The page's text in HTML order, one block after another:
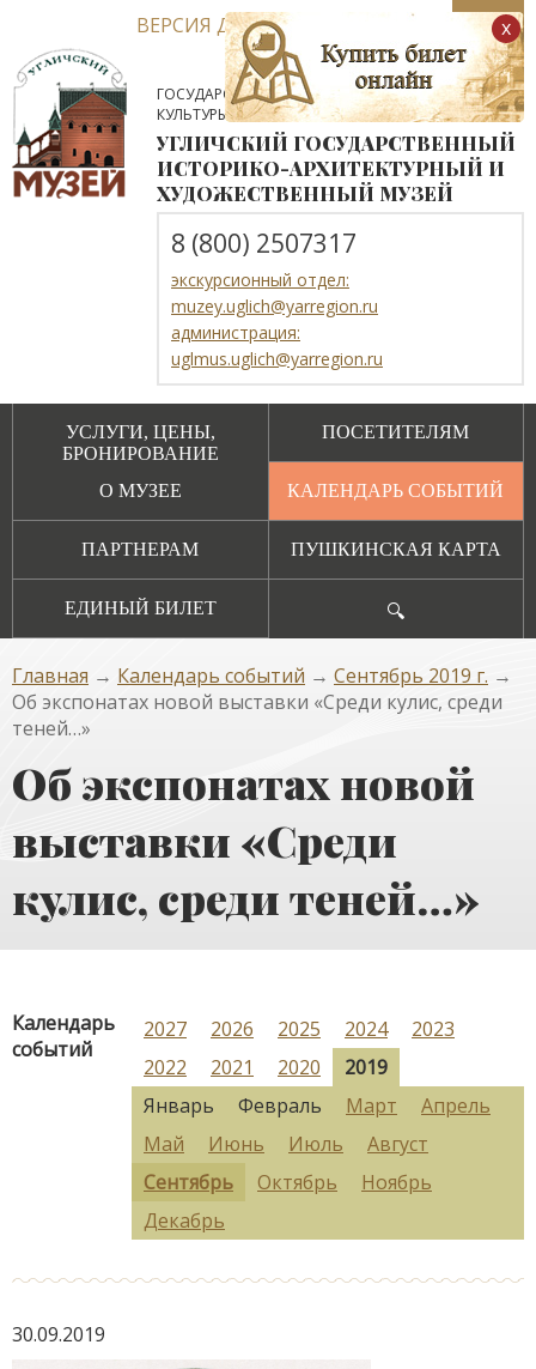
ВЕРСИЯ ДЛЯ СЛАБОВИДЯЩИХ
ГОСУДАРСТВЕННОЕ АВТОНОМНОЕ УЧРЕЖДЕНИЕ
КУЛЬТУРЫ ЯРОСЛАВСКОЙ ОБЛАСТИ
УГЛИЧСКИЙ ГОСУДАРСТВЕННЫЙ
ИСТОРИКО-АРХИТЕКТУРНЫЙ И
ХУДОЖЕСТВЕННЫЙ МУЗЕЙ
8 (800) 2507317
экскурсионный отдел:
muzey.uglich@yarregion.ru
администрация:
uglmus.uglich@yarregion.ru
УСЛУГИ, ЦЕНЫ,
БРОНИРОВАНИЕ
ПОСЕТИТЕЛЯМ
О МУЗЕЕ КАЛЕНДАРЬ СОБЫТИЙ
ПАРТНЕРАМ ПУШКИНСКАЯ КАРТА
ЕДИНЫЙ БИЛЕТ 🔍
Главная → Календарь событий → Сентябрь 2019 г. →
Об экспонатах новой выставки «Среди кулис, среди
теней…»
Об экспонатах новой
выставки «Среди
кулис, среди теней…»
Календарь
событий
2027 2026 2025 2024
2023
2022
2021 2020
2019
Январь
Февраль Март
Апрель
Май
Июнь Июль
Август
Сентябрь
Октябрь
Ноябрь
Декабрь
30.09.2019
x